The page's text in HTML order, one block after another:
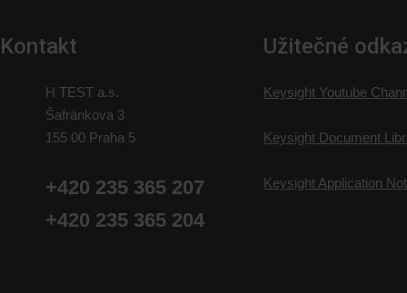
Kontakt
H TEST a.s.
Šafránkova 3
155 00 Praha 5
+420 235 365 207
+420 235 365 204
Užitečné
Keysight Youtube
Keysight Document
Keysight Application